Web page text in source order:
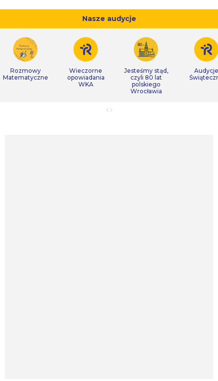
Nasze audycje
Rozmowy
Matematyczne
Wieczorne
opowiadania
WKA
Jesteśmy stąd,
czyli 80 lat
polskiego
Wrocławia
Audycje